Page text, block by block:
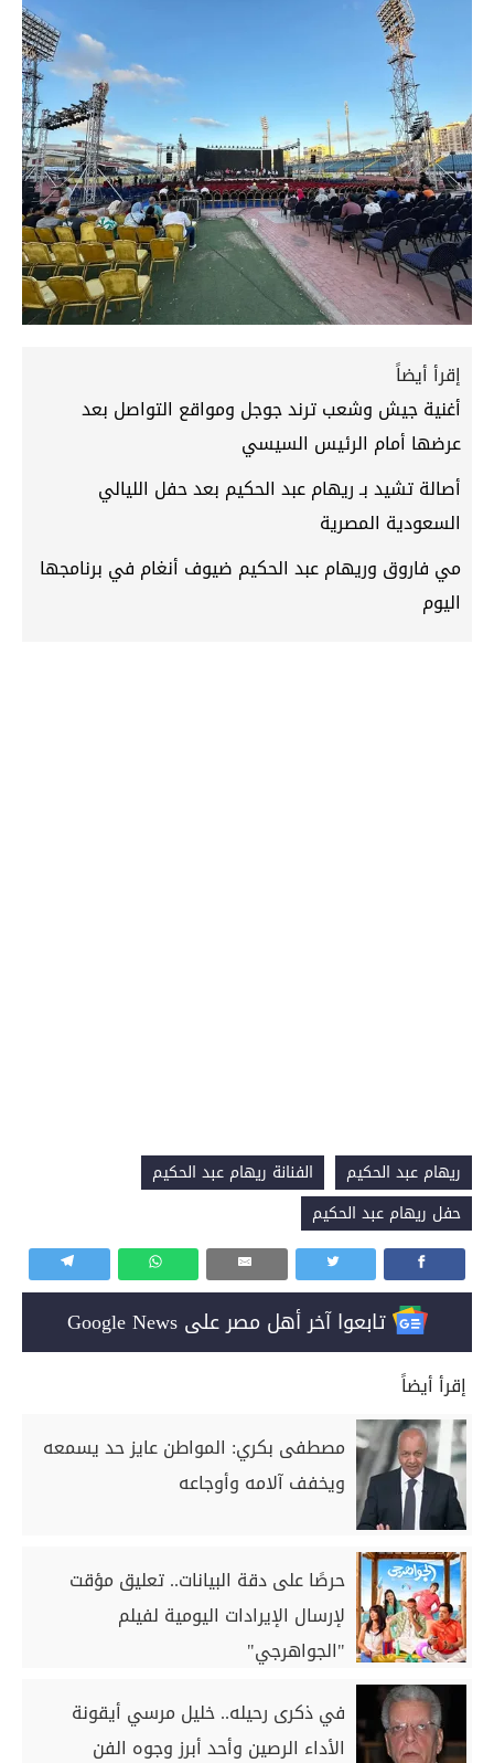
إقرأ أيضاً
أغنية جيش وشعب ترند جوجل ومواقع التواصل بعد
عرضها أمام الرئيس السيسي
أصالة تشيد بـ ريهام عبد الحكيم بعد حفل الليالي
السعودية المصرية
مي فاروق وريهام عبد الحكيم ضيوف أنغام في برنامجها
اليوم
ريهام عبد الحكيم
الفنانة ريهام عبد الحكيم
حفل ريهام عبد الحكيم
تابعوا آخر أهل مصر على Google News
إقرأ أيضاً
مصطفى بكري: المواطن عايز حد يسمعه
ويخفف آلامه وأوجاعه
حرصًا على دقة البيانات.. تعليق مؤقت
لإرسال الإيرادات اليومية لفيلم
"الجواهرجي"
في ذكرى رحيله.. خليل مرسي أيقونة
الأداء الرصين وأحد أبرز وجوه الفن